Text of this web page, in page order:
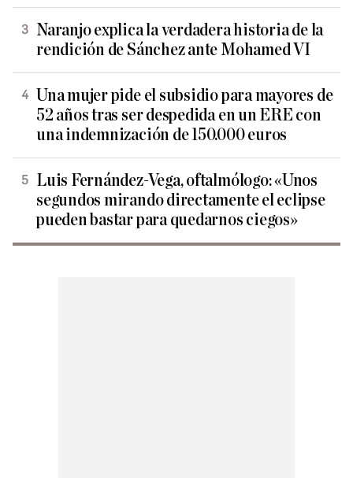
Naranjo explica la verdadera historia de la
rendición de Sánchez ante Mohamed VI
Una mujer pide el subsidio para mayores de
52 años tras ser despedida en un ERE con
una indemnización de 150.000 euros
Luis Fernández-Vega, oftalmólogo: «Unos
segundos mirando directamente el eclipse
pueden bastar para quedarnos ciegos»